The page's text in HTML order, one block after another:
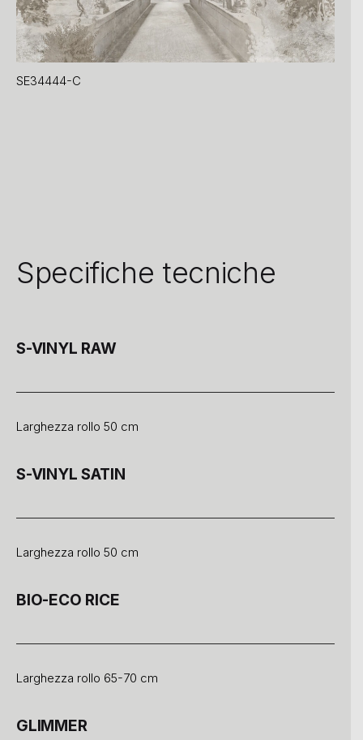
SE34444-C
Specifiche tecniche
S-VINYL RAW
Larghezza rollo 50 cm
S-VINYL SATIN
Larghezza rollo 50 cm
BIO-ECO RICE
Larghezza rollo 65-70 cm
GLIMMER